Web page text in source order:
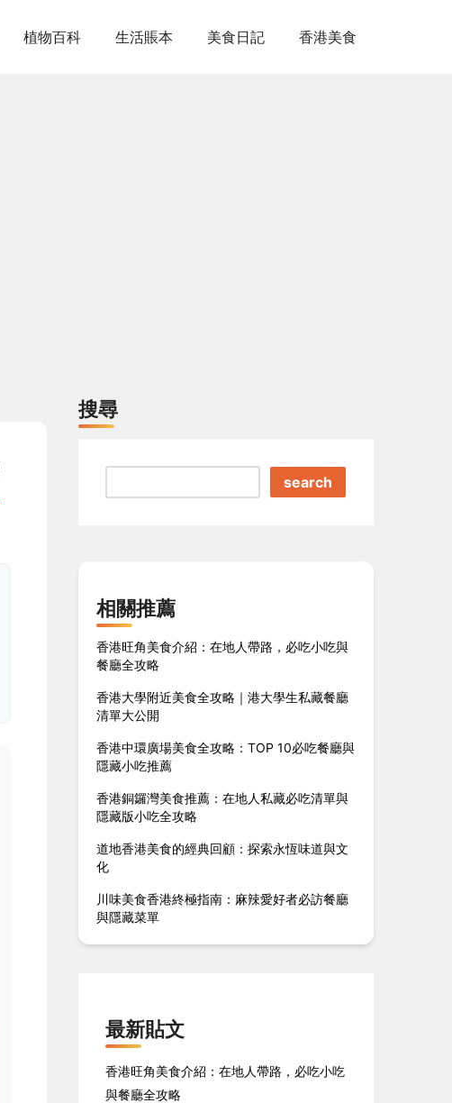
植物百科 生活賬本 美食日記 香港美食
搜尋
search
相關推薦
香港旺角美食介紹：在地人帶路，必吃小吃與
餐廳全攻略
香港大學附近美食全攻略｜港大學生私藏餐廳
清單大公開
香港中環廣場美食全攻略：TOP 10必吃餐廳與
隱藏小吃推薦
香港銅鑼灣美食推薦：在地人私藏必吃清單與
隱藏版小吃全攻略
道地香港美食的經典回顧：探索永恆味道與文
化
川味美食香港終極指南：麻辣愛好者必訪餐廳
與隱藏菜單
最新貼文
香港旺角美食介紹：在地人帶路，必吃小吃
與餐廳全攻略